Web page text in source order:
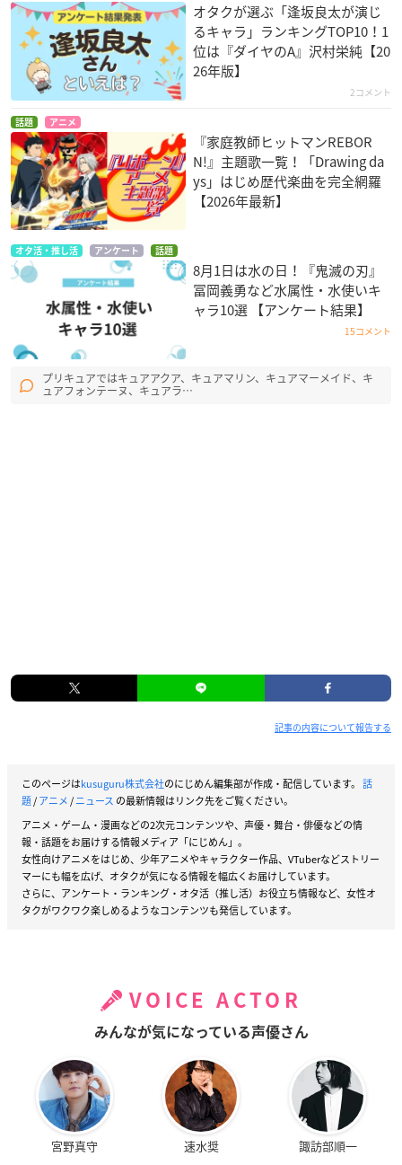
オタクが選ぶ「逢坂良太が演じ
るキャラ」ランキングTOP10！1
位は『ダイヤのA』沢村栄純【20
26年版】
2コメント
話題 アニメ
『家庭教師ヒットマンREBOR
N!』主題歌一覧！「Drawing da
ys」はじめ歴代楽曲を完全網羅
【2026年最新】
オタ活・推し活 アンケート 話題
8月1日は水の日！『鬼滅の刃』
冨岡義勇など水属性・水使いキ
ャラ10選 【アンケート結果】
15コメント
プリキュアではキュアアクア、キュアマリン、キュアマーメイド、キ
ュアフォンテーヌ、キュアラ…
記事の内容について報告する
このページはkusuguru株式会社のにじめん編集部が作成・配信しています。 話
題/アニメ/ニュース の最新情報はリンク先をご覧ください。
アニメ・ゲーム・漫画などの2次元コンテンツや、声優・舞台・俳優などの情
報・話題をお届けする情報メディア「にじめん」。
女性向けアニメをはじめ、少年アニメやキャラクター作品、VTuberなどストリー
マーにも幅を広げ、オタクが気になる情報を幅広くお届けしています。
さらに、アンケート・ランキング・オタ活（推し活）お役立ち情報など、女性オ
タクがワクワク楽しめるようなコンテンツも発信しています。
VOICE ACTOR
みんなが気になっている声優さん
宮野真守 速水奨 諏訪部順一